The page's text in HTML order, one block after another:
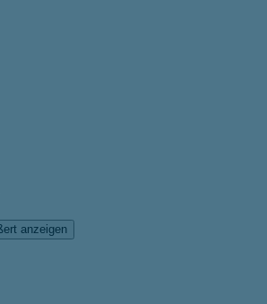
anzeigen